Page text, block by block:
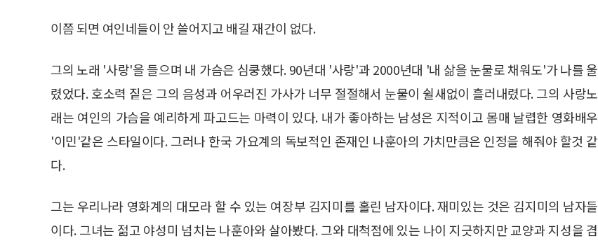
이쯤 되면 여인네들이 안 쓸어지고 배길 재간이 없다.
그의 노래 '사랑'을 들으며 내 가슴은 심쿵했다. 90년대 '사랑'과 2000년대 '내 삶을 눈물로 채워도'가 나를 울
렸었다. 호소력 짙은 그의 음성과 어우러진 가사가 너무 절절해서 눈물이 쉴새없이 흘러내렸다. 그의 사랑노
래는 여인의 가슴을 예리하게 파고드는 마력이 있다. 내가 좋아하는 남성은 지적이고 몸매 날렵한 영화배우
'이민'같은 스타일이다. 그러나 한국 가요계의 독보적인 존재인 나훈아의 가치만큼은 인정을 해줘야 할것 같
다.
그는 우리나라 영화계의 대모라 할 수 있는 여장부 김지미를 홀린 남자이다. 재미있는 것은 김지미의 남자들
이다. 그녀는 젊고 야성미 넘치는 나훈아와 살아봤다. 그와 대척점에 있는 나이 지긋하지만 교양과 지성을 겸